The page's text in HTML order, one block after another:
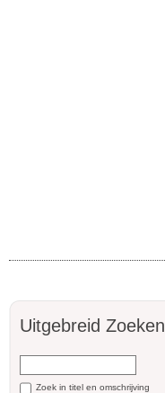
Uitgebreid Zoeken
Zoek in titel en omschrijving